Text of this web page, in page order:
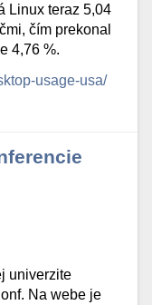
Linux teraz 5,04
čím prekonal
4,76 %.
usage-usa/
univerzite
Na webe je